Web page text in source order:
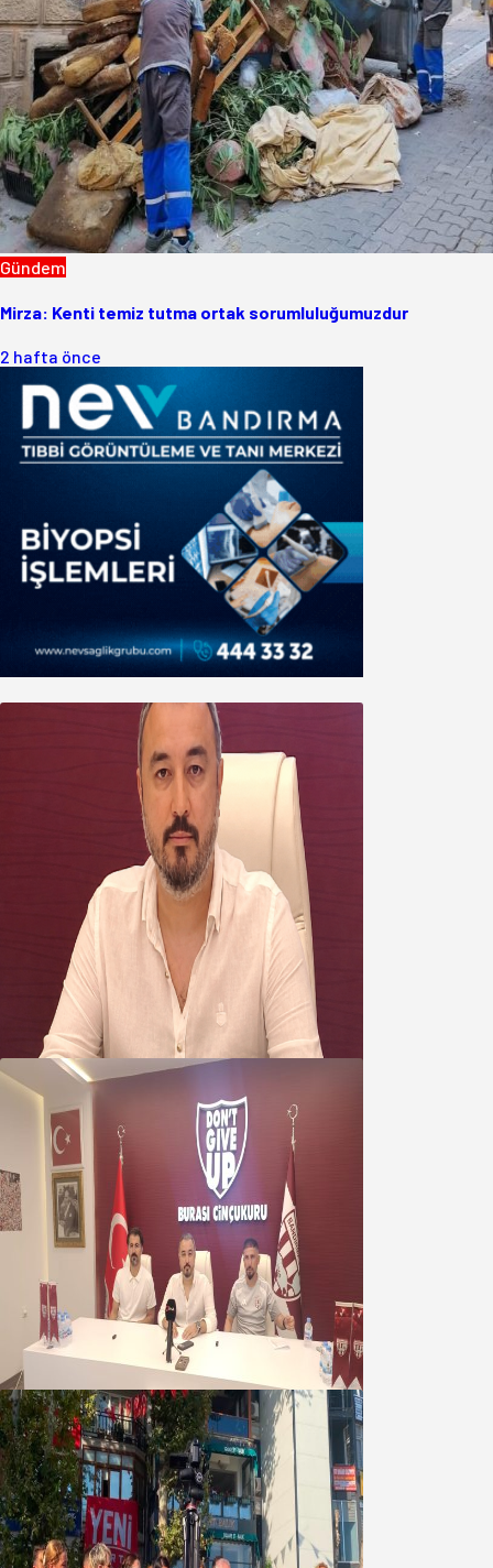
Gündem
Mirza: Kenti temiz tutma ortak sorumluluğumuzdur
2 hafta önce
Oğuzbeyi’nden Balıkesirspor
yönetimine cevap : Herkes kendine
yakışanı yapar, buluttan nem
kapmayın!
07 Ağustos 2026
Oğuzbeyi : Transferlerde takımın
geleceğini, kulübün ekonomisini
düşündük